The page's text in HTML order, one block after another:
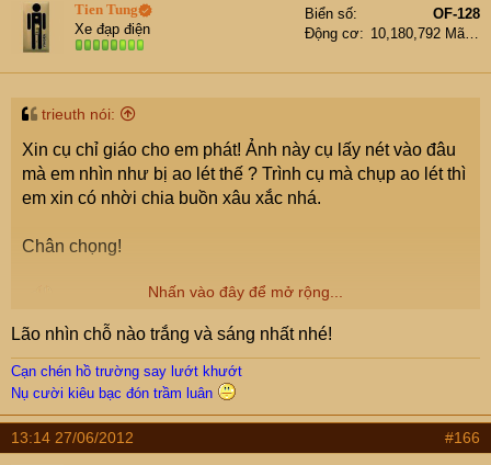
Tien Tung
Xe đạp điện
Biển số
OF-128
Động cơ
10,180,792 Mã lực
trieuth nói:
Xin cụ chỉ giáo cho em phát! Ảnh này cụ lấy nét vào đâu
mà em nhìn như bị ao lét thế ? Trình cụ mà chụp ao lét thì
em xin có nhời chia buồn xâu xắc nhá.
Chân chọng!
Nhấn vào đây để mở rộng...
Lão nhìn chỗ nào trắng và sáng nhất nhé!
Cạn chén hồ trường say lướt khướt
Nụ cười kiêu bạc đón trầm luân
13:14 27/06/2012 #166